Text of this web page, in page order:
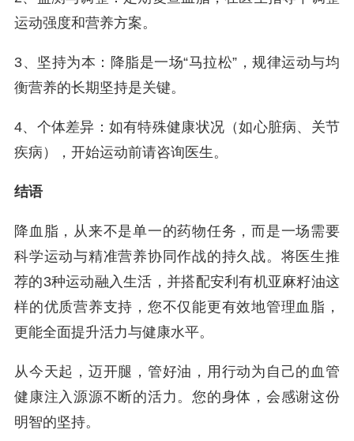
运动强度和营养方案。
3、坚持为本：降脂是一场“马拉松”，规律运动与均
衡营养的长期坚持是关键。
4、个体差异：如有特殊健康状况（如心脏病、关节
疾病），开始运动前请咨询医生。
结语
降血脂，从来不是单一的药物任务，而是一场需要
科学运动与精准营养协同作战的持久战。将医生推
荐的3种运动融入生活，并搭配安利有机亚麻籽油这
样的优质营养支持，您不仅能更有效地管理血脂，
更能全面提升活力与健康水平。
从今天起，迈开腿，管好油，用行动为自己的血管
健康注入源源不断的活力。您的身体，会感谢这份
明智的坚持。